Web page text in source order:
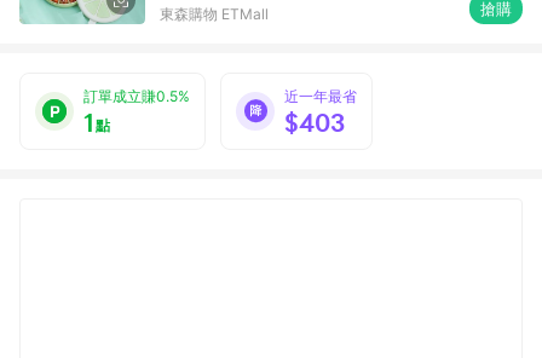
東森購物 ETMall 搶購
訂單成立賺0.5%
1點
近一年最省
$403